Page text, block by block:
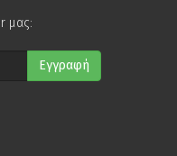
μας:
Εγγραφή